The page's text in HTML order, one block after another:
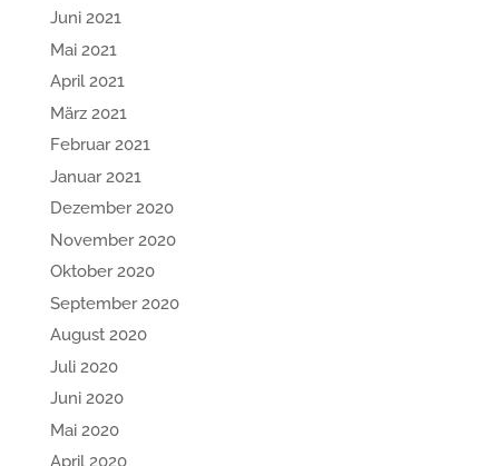
Juni 2021
Mai 2021
April 2021
März 2021
Februar 2021
Januar 2021
Dezember 2020
November 2020
Oktober 2020
September 2020
August 2020
Juli 2020
Juni 2020
Mai 2020
April 2020